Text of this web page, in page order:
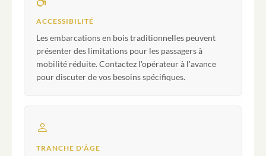
ACCESSIBILITÉ
Les embarcations en bois traditionnelles peuvent
présenter des limitations pour les passagers à
mobilité réduite. Contactez l'opérateur à l'avance
pour discuter de vos besoins spécifiques.
TRANCHE D'ÂGE